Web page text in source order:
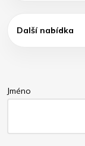
Další nabídka
Jméno